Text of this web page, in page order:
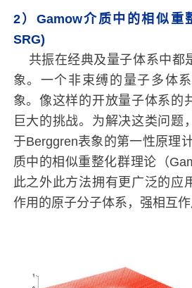
2）Gamow介质中的相似重
SRG)
共振在经典及量子体系中都
象。一个非束缚的量子多体
象。像这样的开放量子体系的
巨大的挑战。为解决这类问题
于Berggren表象的第一性原理
质中的相似重整化群理论（
此之外此方法拥有更广泛的应
作用的原子分子体系，强相互作